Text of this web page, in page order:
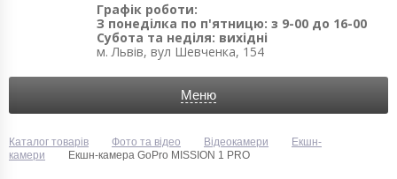
Графік роботи:
З понеділка по п'ятницю: з 9-00 до 16-00
Субота та неділя: вихідні
м. Львів, вул Шевченка, 154
Меню
Каталог товарів Фото та відео Відеокамери
Екшн-
камери
Екшн-камера GoPro MISSION 1 PRO